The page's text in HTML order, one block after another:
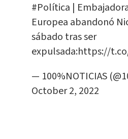
#Política |
Europea abandonó
sábado tras ser
expulsada:https://
— 100%NOTICIAS
October 2, 2022